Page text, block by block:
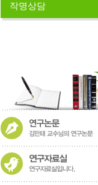
작명상담